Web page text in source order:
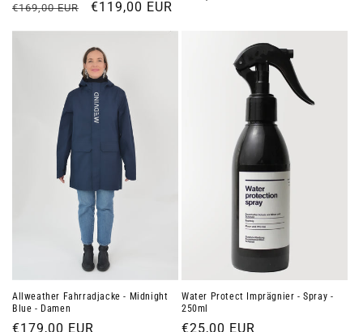
Normaler
€169,00 EUR Verkaufspreis
€119,00 EUR
Allweather Fahrradjacke - Midnight
Blue - Damen
Normaler
€179,00 EUR
Water Protect Imprägnier - Spray -
250ml
Normaler
€25,00 EUR